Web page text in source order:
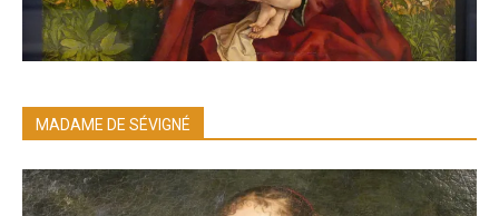
MADAME DE SÉVIGNÉ